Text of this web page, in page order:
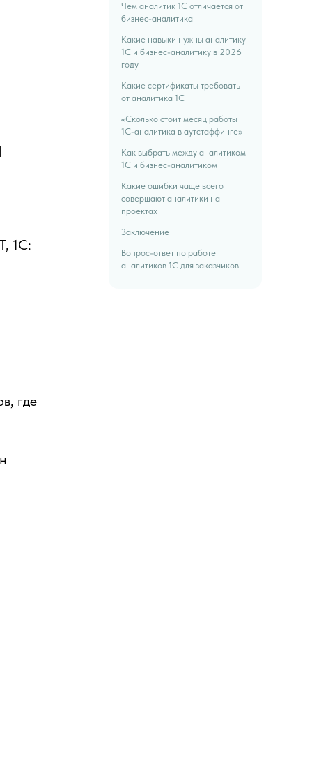
Чем аналитик 1С отличается от
бизнес-аналитика
Какие навыки нужны аналитику
1С и бизнес-аналитику в 2026
году
Какие сертификаты требовать
от аналитика 1С
«Сколько стоит месяц работы
1С-аналитика в аутстаффинге»
Как выбрать между аналитиком
1С и бизнес-аналитиком
Какие ошибки чаще всего
совершают аналитики на
проектах
Заключение
Вопрос-ответ по работе
аналитиков 1С для заказчиков
1С:
где